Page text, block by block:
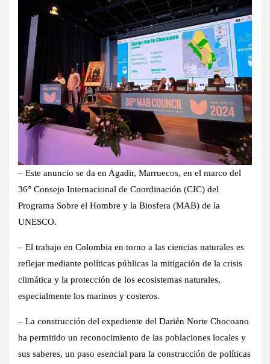
– Este anuncio se da en Agadir, Marruecos, en el marco del
36° Consejo Internacional de Coordinación (CIC) del
Programa Sobre el Hombre y la Biosfera (MAB) de la
UNESCO.
– El trabajo en Colombia en torno a las ciencias naturales es
reflejar mediante políticas públicas la mitigación de la crisis
climática y la protección de los ecosistemas naturales,
especialmente los marinos y costeros.
– La construcción del expediente del Darién Norte Chocoano
ha permitido un reconocimiento de las poblaciones locales y
sus saberes, un paso esencial para la construcción de políticas